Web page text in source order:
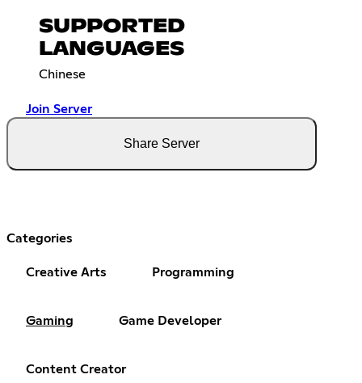
SUPPORTED
LANGUAGES
Chinese
Join Server
Share Server
Categories
Creative Arts Programming
Gaming Game Developer
Content Creator